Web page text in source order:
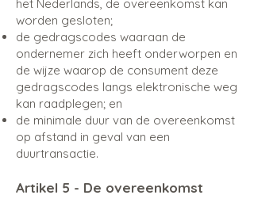
het Nederlands, de overeenkomst kan
worden gesloten;
de gedragscodes waaraan de
ondernemer zich heeft onderworpen en
de wijze waarop de consument deze
gedragscodes langs elektronische weg
kan raadplegen; en
de minimale duur van de overeenkomst
op afstand in geval van een
duurtransactie.
Artikel 5 - De overeenkomst